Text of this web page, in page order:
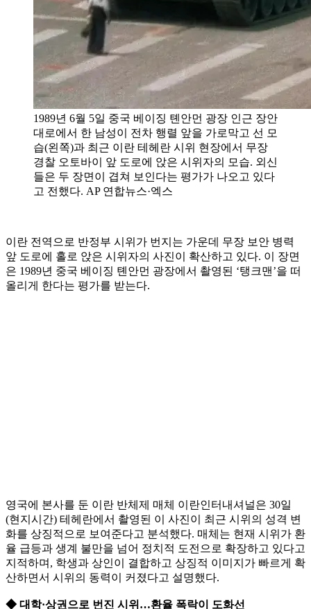
1989년 6월 5일 중국 베이징 톈안먼 광장 인근 장안
대로에서 한 남성이 전차 행렬 앞을 가로막고 선 모
습(왼쪽)과 최근 이란 테헤란 시위 현장에서 무장
경찰 오토바이 앞 도로에 앉은 시위자의 모습. 외신
들은 두 장면이 겹쳐 보인다는 평가가 나오고 있다
고 전했다. AP 연합뉴스·엑스
이란 전역으로 반정부 시위가 번지는 가운데 무장 보안 병력
앞 도로에 홀로 앉은 시위자의 사진이 확산하고 있다. 이 장면
은 1989년 중국 베이징 톈안먼 광장에서 촬영된 ‘탱크맨’을 떠
올리게 한다는 평가를 받는다.
영국에 본사를 둔 이란 반체제 매체 이란인터내셔널은 30일
(현지시간) 테헤란에서 촬영된 이 사진이 최근 시위의 성격 변
화를 상징적으로 보여준다고 분석했다. 매체는 현재 시위가 환
율 급등과 생계 불만을 넘어 정치적 도전으로 확장하고 있다고
지적하며, 학생과 상인이 결합하고 상징적 이미지가 빠르게 확
산하면서 시위의 동력이 커졌다고 설명했다.
◆ 대학·상권으로 번진 시위…환율 폭락이 도화선